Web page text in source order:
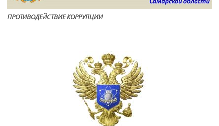
ПРОТИВОДЕЙСТВИЕ КОРРУПЦИИ